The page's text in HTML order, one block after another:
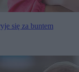
się za buntem